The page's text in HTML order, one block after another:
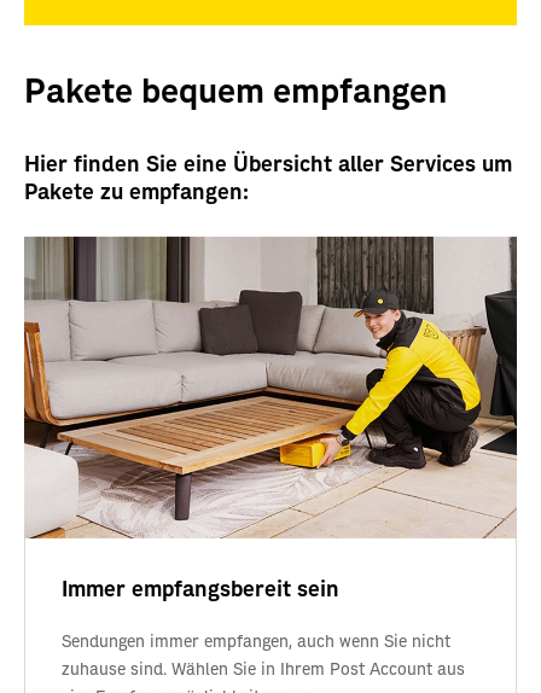
Pakete bequem empfangen
Hier finden Sie eine Übersicht aller Services um
Pakete zu empfangen:
Immer empfangsbereit sein
Sendungen immer empfangen, auch wenn Sie nicht
zuhause sind. Wählen Sie in Ihrem Post Account aus